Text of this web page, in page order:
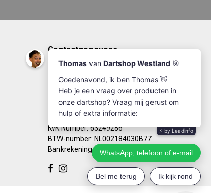
Contactgegevens
DartshopWestland.nl
info@dartshopwestland.nl
Kleine Woerdlaan 19
2671 CA - Naaldwijk
KvK Number: 63249286
BTW-number: NL002184030B77
Bankrekening: NL67RABO0125923279